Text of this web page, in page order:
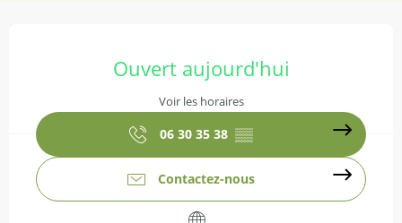
Ouvert aujourd'hui
Voir les horaires
06 30 35 38 ▒▒
Contactez-nous